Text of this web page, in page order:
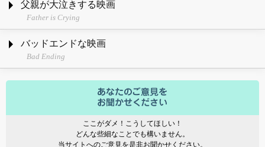
父親が大泣きする映画
Father is Crying
バッドエンドな映画
Bad Ending
ここがダメ！こうしてほしい！
どんな些細なことでも構いません。
当サイトへのご意見を是非お聞かせください。